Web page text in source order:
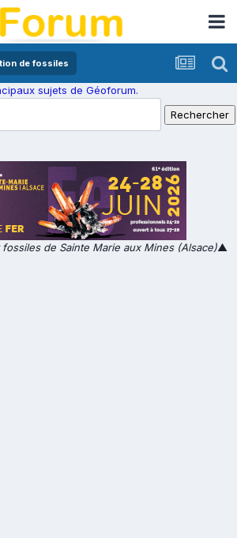
de fossiles
sujets de Géoforum.
de Sainte Marie aux Mines (Alsace)▲